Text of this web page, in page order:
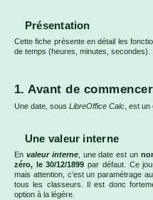
Présentation
Cette fiche présente en détail les
de temps (heures, minutes, secondes).
1. Avant de commencer
Une date, sous LibreOffice Calc , est
Une valeur interne
En valeur interne, une date est un
zéro, le 30/12/1899 par défaut. Ce
mais attention, c’est un paramétrage
tous les classeurs. Il est donc
option à la légère.